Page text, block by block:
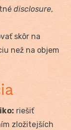
disclosure,
skôr na
než na objem
riešiť
zložitejších